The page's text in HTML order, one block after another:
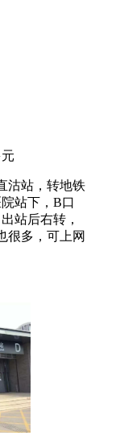
沽站，转地铁
站下，B口
站后右转，
很多，可上网